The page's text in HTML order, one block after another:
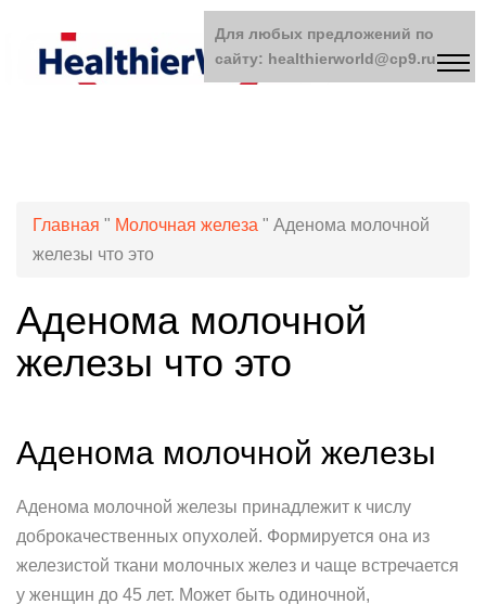
Главная " Молочная железа " Аденома молочной
железы что это
Аденома молочной
железы что это
Аденома молочной железы
Аденома молочной железы принадлежит к числу
доброкачественных опухолей. Формируется она из
железистой ткани молочных желез и чаще встречается
у женщин до 45 лет. Может быть одиночной,
Для любых предложений по
сайту: healthierworld@cp9.ru